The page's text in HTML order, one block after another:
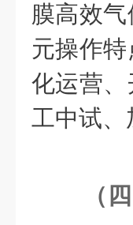
膜高效
元操作
化运营
工中试、
（